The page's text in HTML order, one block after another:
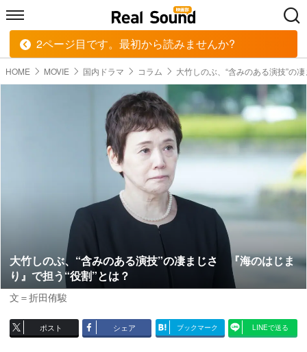
HOME MUSIC MOVIE TECH
HOME MOVIE 国内ドラマ コラム 大竹しのぶ、“含みのある演技”の
大竹しのぶ、“含みのある演技”の凄まじさ 『海のはじま
り』で担う“役割”とは？
文＝折田侑駿
ポスト シェア ブックマーク LINEで送る
2ページ目です。最初から読みませんか?